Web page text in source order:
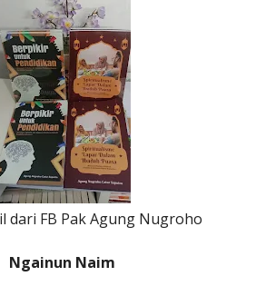
dari FB Pak Agung Nugroho
Ngainun Naim